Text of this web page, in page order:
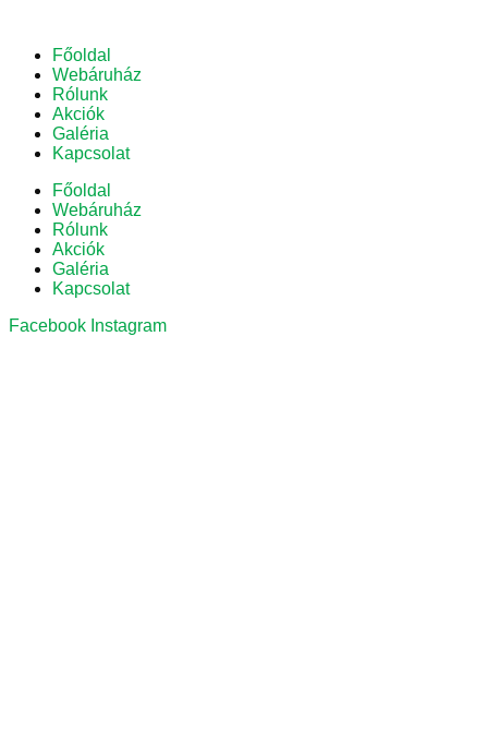
Főoldal
Webáruház
Rólunk
Akciók
Galéria
Kapcsolat
Főoldal
Webáruház
Rólunk
Akciók
Galéria
Kapcsolat
Facebook Instagram